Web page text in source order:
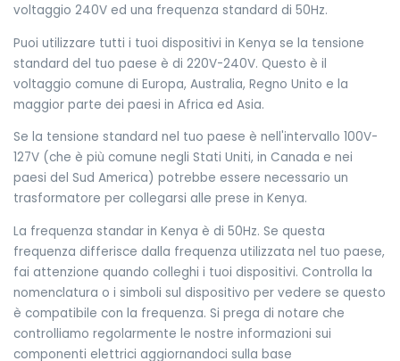
voltaggio 240V ed una frequenza standard di 50Hz.
Puoi utilizzare tutti i tuoi dispositivi in Kenya se la tensione
standard del tuo paese è di 220V-240V. Questo è il
voltaggio comune di Europa, Australia, Regno Unito e la
maggior parte dei paesi in Africa ed Asia.
Se la tensione standard nel tuo paese è nell'intervallo 100V-
127V (che è più comune negli Stati Uniti, in Canada e nei
paesi del Sud America) potrebbe essere necessario un
trasformatore per collegarsi alle prese in Kenya.
La frequenza standar in Kenya è di 50Hz. Se questa
frequenza differisce dalla frequenza utilizzata nel tuo paese,
fai attenzione quando colleghi i tuoi dispositivi. Controlla la
nomenclatura o i simboli sul dispositivo per vedere se questo
è compatibile con la frequenza. Si prega di notare che
controlliamo regolarmente le nostre informazioni sui
componenti elettrici aggiornandoci sulla base